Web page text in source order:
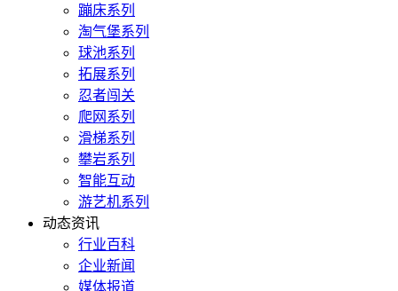
蹦床系列
淘气堡系列
球池系列
拓展系列
忍者闯关
爬网系列
滑梯系列
攀岩系列
智能互动
游艺机系列
动态资讯
行业百科
企业新闻
媒体报道